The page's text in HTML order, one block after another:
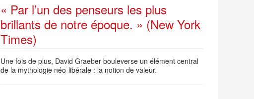
« Par l’un des penseurs les plus
brillants de notre époque. » (New York
Times)
Une fois de plus, David Graeber bouleverse un élément central
de la mythologie néo-libérale : la notion de valeur.